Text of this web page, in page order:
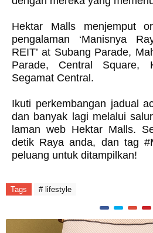
Hektar Malls menjemput
pengalaman ‘Manisnya
REIT’ at Subang Parade,
Parade, Central Square,
Segamat Central.
Ikuti perkembangan jadual
dan banyak lagi melalui
laman web Hektar Malls.
detik Raya anda, dan tag
peluang untuk ditampilkan!
Tags # lifestyle